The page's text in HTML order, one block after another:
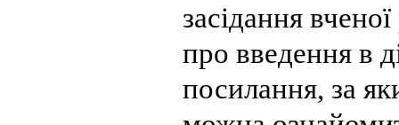
засідання
про введення в
посилання, за